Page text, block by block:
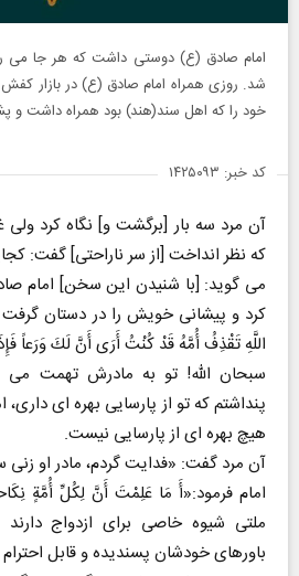
امام صادق (ع) دوستی داشت كه هر جا می
شد. روزی همراه امام صادق (ع) در بازار
خود را كه اهل سند(هند) بود همراه داشت
کد خبر: ۱۴۲۵۰۹۳
آن مرد سه بار [برگشت و] نگاه كرد ولی
كه نظر انداخت [از سر ناراحتی] گفت:
می گوید: [با شنیدن این سخن] امام
كرد و پیشانی خویش را در دستان
اللَّهِ تَقْذِفُ أُمَّهُ قَدْ كُنْتُ أَرَى أَنَّ لَكَ وَرَعاً
سبحان الله! تو به مادرش تهمت
پنداشتم كه تو از پارسایی بهره ای داری،
هیچ بهره ای از پارسایی نیست.
آن مرد گفت: «فدایت گردم، مادر او
امام فرمود:«أَ مَا عَلِمْتَ أَنَّ لِكُلِّ أُمَّةٍ
ملتی شیوه خاصی برای ازدواج
باورهای خودشان پسندیده و قابل